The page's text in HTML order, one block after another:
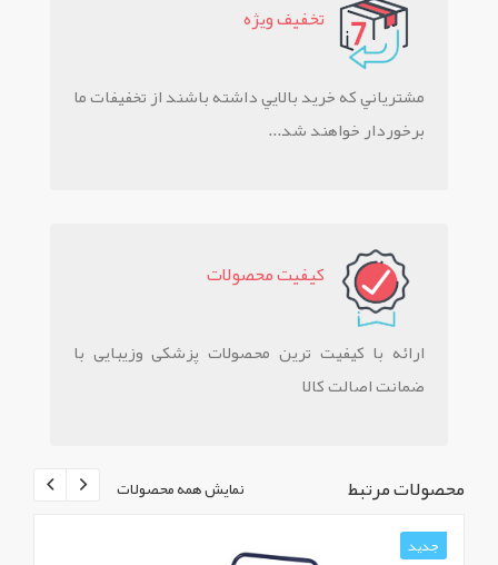
تخفيف ويژه
مشترياني که خريد بالايي داشته باشند از تخفيفات ما
برخوردار خواهند شد...
کيفيت محصولات
ارائه با کیفیت ترین محصولات پزشکی وزیبایی با
ضمانت اصالت کالا
نمایش همه محصولات محصولات مرتبط
جدید